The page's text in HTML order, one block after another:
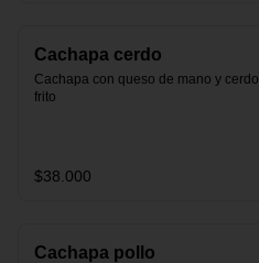
Cachapa cerdo
Cachapa con queso de mano y cerdo
frito
$38.000
Cachapa pollo